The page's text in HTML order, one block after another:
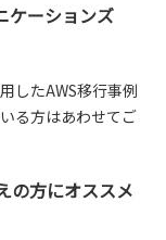
ケーションズ
したAWS移行事例
る方はあわせてご
の方にオススメ